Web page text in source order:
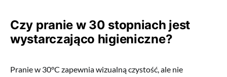
Czy pranie w 30 stopniach jest
wystarczająco higieniczne?
Pranie w 30°C zapewnia wizualną czystość, ale nie